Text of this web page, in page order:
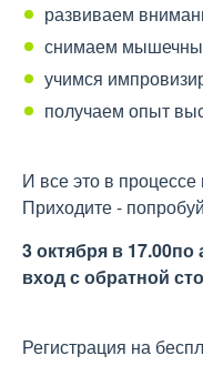
развиваем
снимаем
учимся
получаем опыт
И все это в
Приходите -
3 октября в 17.00по
вход с обратной
Регистрация на